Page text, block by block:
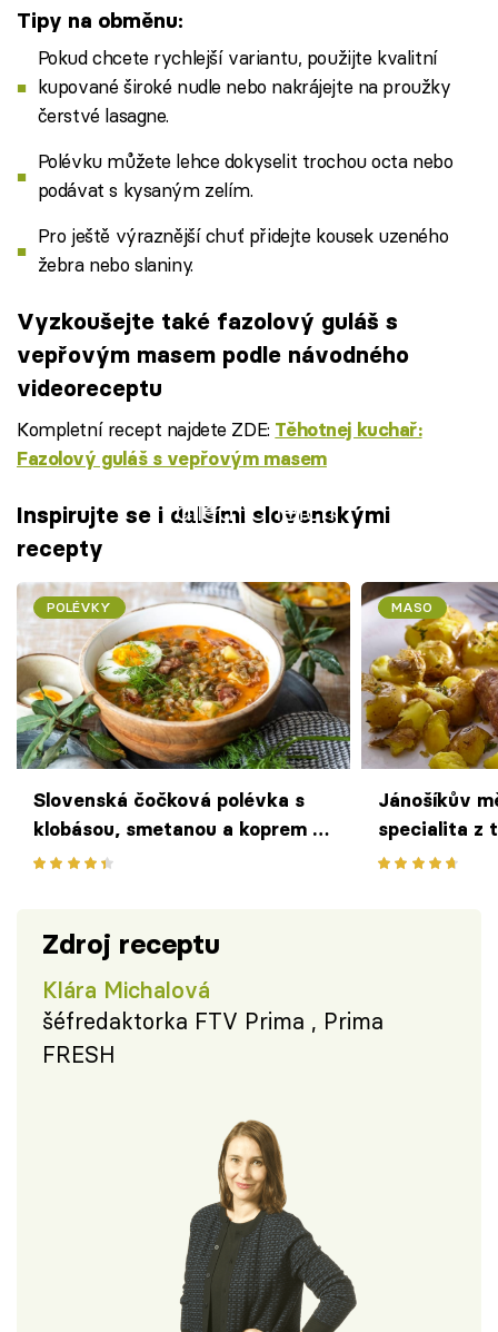
Tipy na obměnu:
Pokud chcete rychlejší variantu, použijte kvalitní
kupované široké nudle nebo nakrájejte na proužky
čerstvé lasagne.
Polévku můžete lehce dokyselit trochou octa nebo
podávat s kysaným zelím.
Pro ještě výraznější chuť přidejte kousek uzeného
žebra nebo slaniny.
Vyzkoušejte také fazolový guláš s
vepřovým masem podle návodného
videoreceptu
Kompletní recept najdete ZDE: Těhotnej kuchař:
Fazolový guláš s vepřovým masem
Failed to fetch
Inspirujte se i dalšími slovenskými
recepty
POLÉVKY
Slovenská čočková polévka s
klobásou, smetanou a koprem –
sytá, voňavá a výborná
MASO
Jánošíkův
specialita z
Zdroj receptu
Klára Michalová
šéfredaktorka FTV Prima , Prima
FRESH